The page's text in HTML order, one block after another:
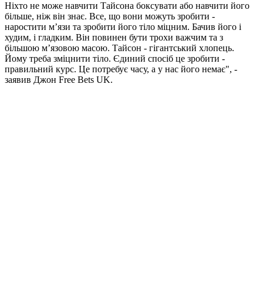
Ніхто не може навчити Тайсона боксувати або навчити його
більше, ніж він знає. Все, що вони можуть зробити -
наростити м’язи та зробити його тіло міцним. Бачив його і
худим, і гладким. Він повинен бути трохи важчим та з
більшою м’язовою масою. Тайсон - гігантський хлопець.
Йому треба зміцнити тіло. Єдиний спосіб це зробити -
правильний курс. Це потребує часу, а у нас його немає", -
заявив Джон Free Bets UK.